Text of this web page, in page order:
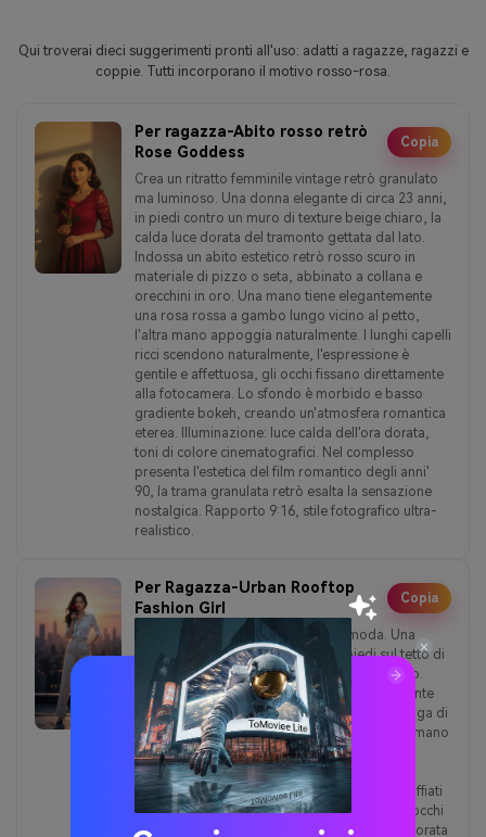
Qui troverai dieci suggerimenti pronti all'uso: adatti a ragazze, ragazzi e
coppie. Tutti incorporano il motivo rosso-rosa.
Per ragazza-Abito rosso retrò
Rose Goddess
Crea un ritratto femminile vintage retrò granulato
ma luminoso. Una donna elegante di circa 23 anni,
in piedi contro un muro di texture beige chiaro, la
calda luce dorata del tramonto gettata dal lato.
Indossa un abito estetico retrò rosso scuro in
materiale di pizzo o seta, abbinato a collana e
orecchini in oro. Una mano tiene elegantemente
una rosa rossa a gambo lungo vicino al petto,
l'altra mano appoggia naturalmente. I lunghi capelli
ricci scendono naturalmente, l'espressione è
gentile e affettuosa, gli occhi fissano direttamente
alla fotocamera. Lo sfondo è morbido e basso
gradiente bokeh, creando un'atmosfera romantica
eterea. Illuminazione: luce calda dell'ora dorata,
toni di colore cinematografici. Nel complesso
presenta l'estetica del film romantico degli anni'
90, la trama granulata retrò esalta la sensazione
nostalgica. Rapporto 9:16, stile fotografico ultra-
realistico.
Copia
Per Ragazza-Urban Rooftop
Fashion Girl
Un ritratto in stile editoriale di alta moda. Una
donna elegante di circa 25 anni in piedi sul tetto di
una città, lo skyline del tramonto come sfondo.
Indossa una camicia di lino bianco, leggermente
sbottonata, abbinata a pantaloni a gamba larga di
colore chiaro a vita alta e tacchi a punta. Una mano
tiene una rosa rossa fino alla guancia (senza
coprire gli occhi), l'altra mano appoggia
naturalmente sulla vita. Capelli dolcemente soffiati
dal vento, espressione sicura e affascinante, occhi
fissati direttamente alla fotocamera. La luce dorata
Copia